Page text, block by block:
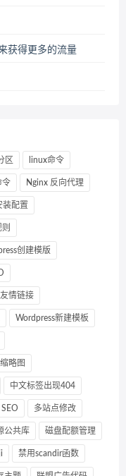
获得更多的流量
区 linux命令
令 Nginx 反向代理
装配置
创建模版
情链接
Wordpress新建模板
略图
中文标签出现404
多站点修改
公共库 磁盘配额管理
禁用scandir函数